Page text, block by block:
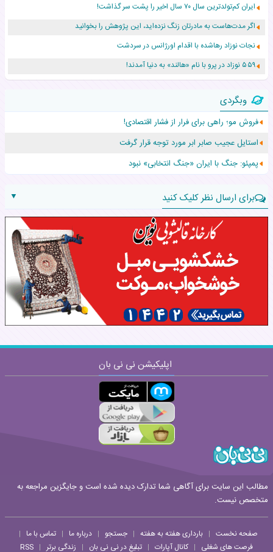
ایران کم‌تولدترین سال ۷۰ سال اخیر را پشت سر گذاشت!
اگر مدت‌هاست به مادرتان زنگ نزده‌اید، این پژوهش را بخوانید
نجات نوزاد رهاشده با اقدام اورژانس در سردشت
۵۵۹ نوزاد در پرو با نام «هالند» به دنیا آمدند!
افزایش قد این دختر، چند میلیون دلار برای پدرش خرج داشته
حرکت غیرقانونی یک پرستار، جان دوقلوها را نجات داد!
عجیب‌ترین تولد در ۵/۵/۵ امسال که همه را شوکه کرد!
وبگردی
فروش مو؛ راهی برای فرار از فشار اقتصادی!
استایل عجیب صابر ابر مورد توجه قرار گرفت
پمپئو: جنگ با ایران «جنگ انتخابی» نبود
برای ارسال نظر کلیک کنید
▼
نام:
اپلیکیشن نی نی بان
مطالب این سایت برای آگاهی شما تدارک دیده شده است و جایگزین مراجعه به
متخصص نیست.
صفحه نخست | بارداری هفته به هفته | جستجو | درباره ما | تماس با ما |
فرصت های شغلی | کانال آپارات | تبلیغ در نی نی بان | زندگی برتر |
RSS